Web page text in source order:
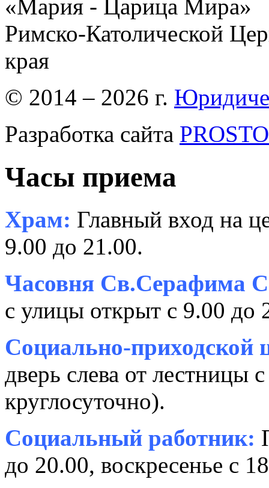
«Мария - Царица Мира»
Римско-Католической
края
© 2014 – 2026 г.
Разработка сайта
Часы приема
Храм: Главный вход на
9.00 до 21.00.
Часовня Св.Серафима
с улицы открыт с 9.00 до
Социально-приходской
дверь слева от лестницы
круглосуточно).
Социальный работник:
до 20.00, воскресенье с